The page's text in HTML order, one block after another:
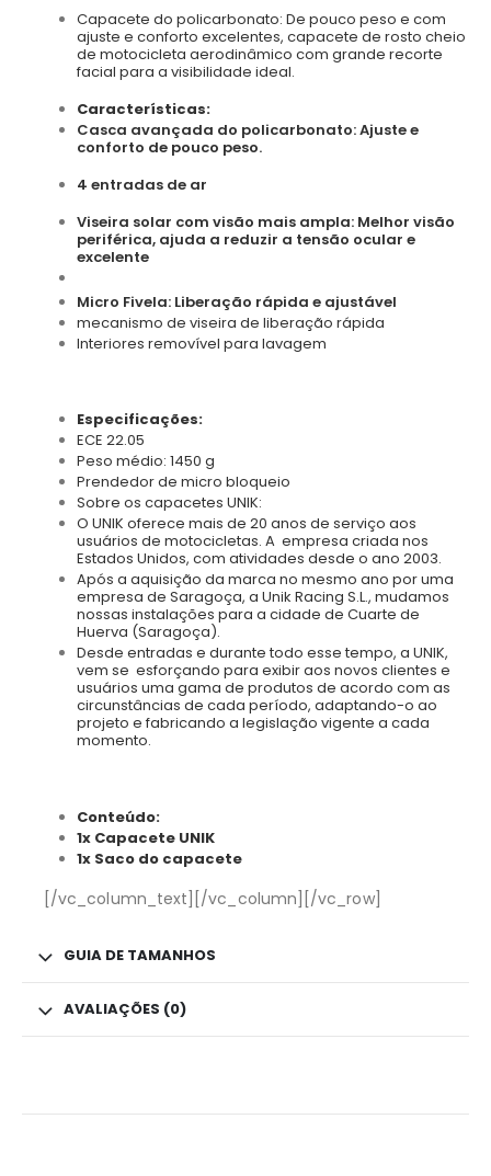
Capacete do policarbonato: De pouco peso e com
ajuste e conforto excelentes, capacete de rosto cheio
de motocicleta aerodinâmico com grande recorte
facial para a visibilidade ideal.
Características:
Casca avançada do policarbonato: Ajuste e
conforto de pouco peso.
4 entradas de ar
Viseira solar com visão mais ampla: Melhor visão
periférica, ajuda a reduzir a tensão ocular e
excelente
Micro Fivela: Liberação rápida e ajustável
mecanismo de viseira de liberação rápida
Interiores removível para lavagem
Especificações:
ECE 22.05
Peso médio: 1450 g
Prendedor de micro bloqueio
Sobre os capacetes UNIK:
O UNIK oferece mais de 20 anos de serviço aos
usuários de motocicletas. A empresa criada nos
Estados Unidos, com atividades desde o ano 2003.
Após a aquisição da marca no mesmo ano por uma
empresa de Saragoça, a Unik Racing S.L., mudamos
nossas instalações para a cidade de Cuarte de
Huerva (Saragoça).
Desde entradas e durante todo esse tempo, a UNIK,
vem se esforçando para exibir aos novos clientes e
usuários uma gama de produtos de acordo com as
circunstâncias de cada período, adaptando-o ao
projeto e fabricando a legislação vigente a cada
momento.
Conteúdo:
1x Capacete UNIK
1x Saco do capacete
[/vc_column_text][/vc_column][/vc_row]
GUIA DE TAMANHOS
AVALIAÇÕES (0)